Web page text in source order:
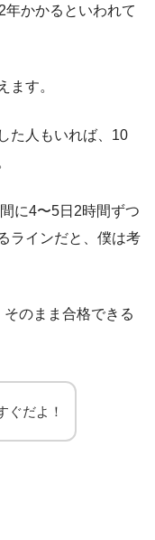
年かかるといわれて
ます。
た人もいれば、10
に4〜5日2時間ずつ
ラインだと、僕は考
のまま合格できる
ぐだよ！